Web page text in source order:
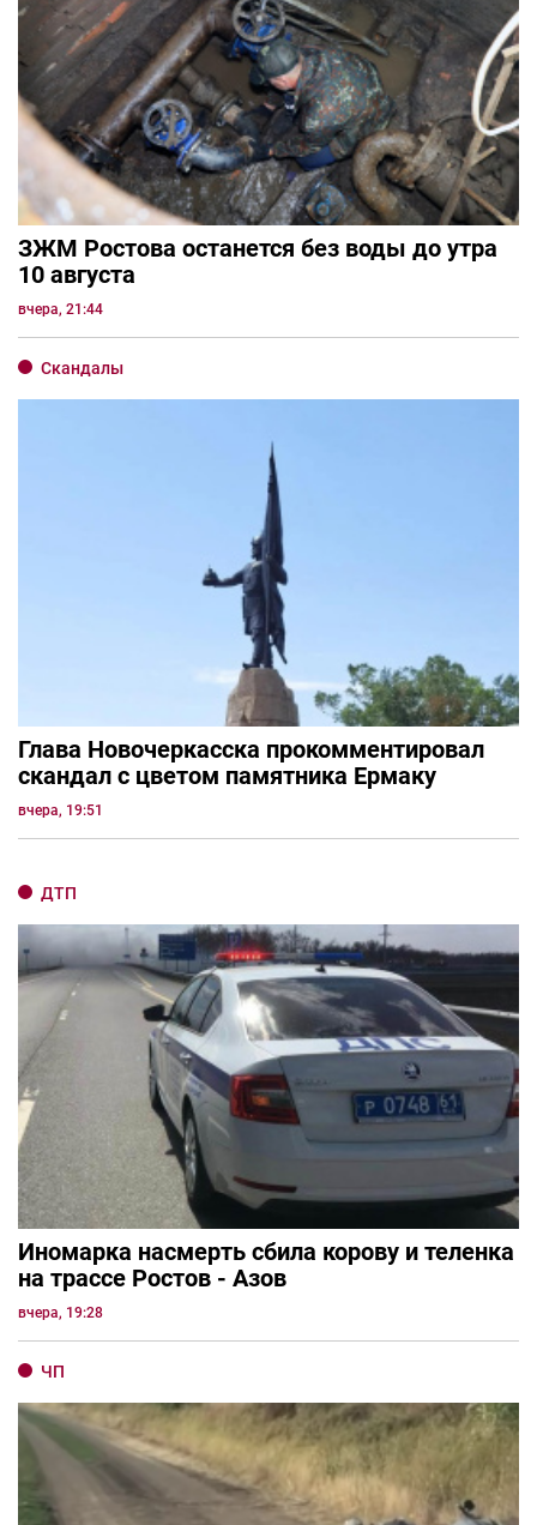
ЗЖМ Ростова останется без воды до утра
10 августа
вчера, 21:44
Скандалы
Глава Новочеркасска прокомментировал
скандал с цветом памятника Ермаку
вчера, 19:51
ДТП
Иномарка насмерть сбила корову и теленка
на трассе Ростов - Азов
вчера, 19:28
ЧП